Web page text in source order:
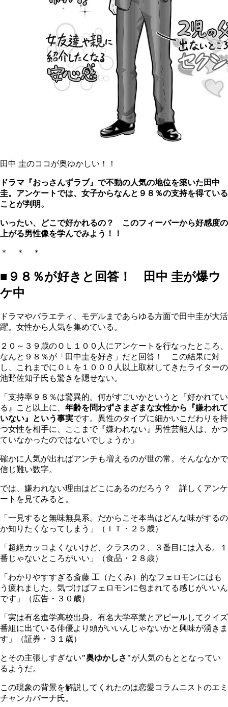
田中 圭のココが奥ゆかしい！！
ドラマ『おっさんずラブ』で不動の人気の地位を築いた田中
圭。アンケートでは、女子からなんと９８％の支持を得ている
ことが判明。
いったい、どこで好かれるの？ このフィーバーから好感度の
上がる男性像を学んでみよう！！
＊ ＊ ＊
■９８％が好きと回答！ 田中 圭が爆ウ
ケ中
ドラマやバラエティ、モデルまであらゆる方面で田中圭が大活
躍。女性から人気を集めている。
２０～３９歳のＯＬ１００人にアンケートを行なったところ、
なんと９８％が「田中圭を好き」だと回答！ この結果に対
し、これまでにＯＬを１０００人以上取材してきたライターの
池野佐知子氏も驚きを隠せない。
「支持率９８％は驚異的。何がすごいかというと『好かれてい
る』こと以上に、 年齢を問わずさまざまな女性から『嫌われて
いない』という事実です。異性のタイプに細かいこだわりを持
つ女性を相手に、ここまで『嫌われない』男性芸能人は、かつ
ていなかったのではないでしょうか」
確かに人気が出ればアンチも増えるのが世の常。そんななかで
信じ難い数字。
では、嫌われない理由はどこにあるのだろう？ 詳しくアンケ
ートを見てみると。
「一見すると無味無臭系。だからこそ本当はどんな味がするの
か知りたくなってしまう」（ＩＴ・２５歳）
「超絶カッコよくないけど、クラスの２、３番目には入る。１
番じゃないところがいい」（食品・２８歳）
「わかりやすすぎる斎藤 工（たくみ）的なフェロモンにはも
う疲れました。気づけばフェロモンに包まれてる感じがいいん
です」（広告・３０歳）
「実は有名進学高校出身。有名大学卒業とアピールしてクイズ
番組に出ている俳優より頭がいいんじゃないかと興味が湧きま
す」（証券・３１歳）
とその主張しすぎない"奥ゆかしさ"が人気のもととなってい
るようだ。
この現象の背景を解説してくれたのは恋愛コラムニストのエミ
チャンカパーナ氏。